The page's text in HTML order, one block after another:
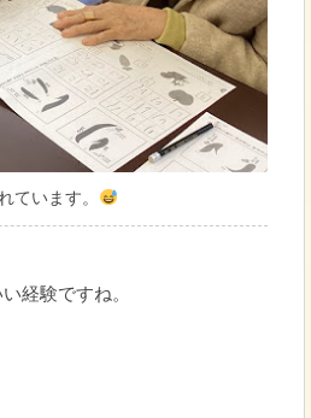
ています。
経験ですね。